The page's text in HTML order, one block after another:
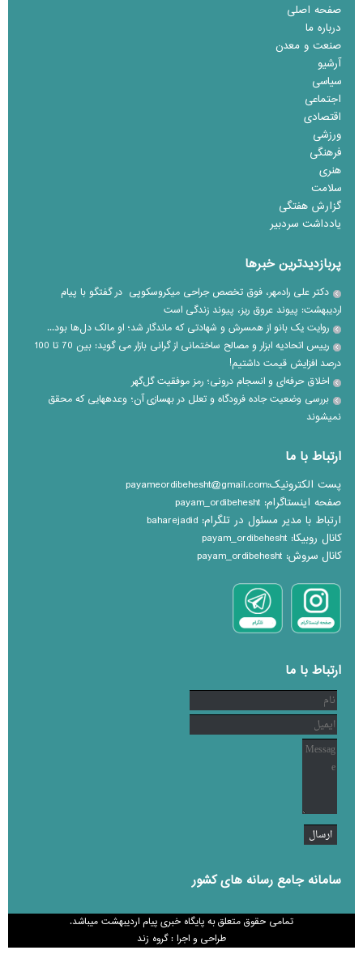
صفحه اصلی
درباره ما
صنعت و معدن
آرشیو
سیاسی
اجتماعی
اقتصادی
ورزشی
فرهنگی
هنری
سلامت
گزارش هفتگی
یادداشت سردبیر
پربازدیدترین خبرها
دکتر علی رادمهر، فوق تخصص جراحی میکروسکوپی در گفتگو با پیام
اردیبهشت: پیوند عروق ریز، پیوند زندگی است
روایت یک بانو از همسرش و شهادتی که ماندگار شد؛ او مالک دل‌ها بود...
رییس اتحادیه ابزار و مصالح ساختمانی از گرانی بازار می گوید: بین 70 تا 100
درصد افزایش قیمت داشتیم!
اخلاق حرفه‌ای و انسجام درونی؛ رمز موفقیت گل‌گهر
بررسی وضعیت جاده فرودگاه و تعلل در بهسازی آن؛ وعده‎هایی که محقق
نمی‎شوند
ارتباط با ما
پست الکترونیک:payameordibehesht@gmail.com
صفحه اینستاگرام: payam_ordibehesht
ارتباط با مدیر مسئول در تلگرام: baharejadid
کانال روبیکا: payam_ordibehesht
کانال سروش: payam_ordibehesht
ارتباط با ما
سامانه جامع رسانه های کشور
تمامی حقوق متعلق به پایگاه خبری پیام اردیبهشت میباشد.
طراحی و اجرا : گروه زند